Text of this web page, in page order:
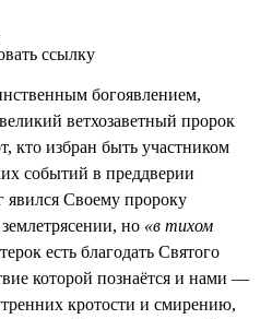
богоявлением,
ветхозаветный пророк
кто избран быть участником
событий в преддверии
явился Своему пророку
но «в тихом
есть благодать Святого
которой познаётся и нами —
кротости и смирению,